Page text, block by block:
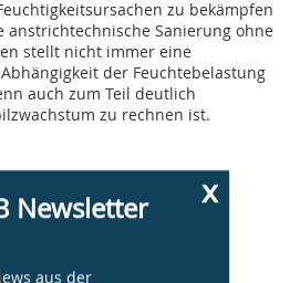
zu bekämpfen
anstrichtechnische Sanierung ohne
stellt nicht immer eine
der Feuchtebelastung
auch zum Teil deutlich
zu rechnen ist.
an Wand und
harmlos, wenn man
Anschlüsse und
x
Newsletter
aus der